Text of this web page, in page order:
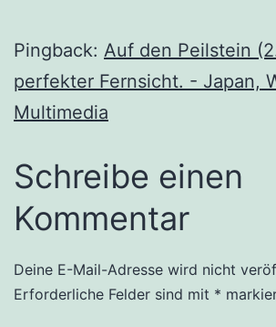
Pingback: Auf den Peilstein
perfekter Fernsicht. - Japan,
Multimedia
Schreibe einen
Kommentar
Deine E-Mail-Adresse wird nicht
Erforderliche Felder sind mit *